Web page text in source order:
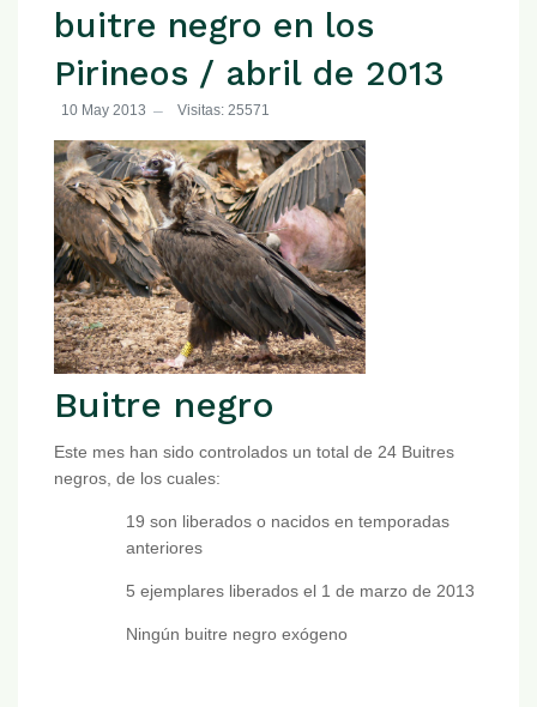
buitre negro en los
Pirineos / abril de 2013
10 May 2013 Visitas: 25571
Buitre negro
Este mes han sido controlados un total de 24 Buitres
negros, de los cuales:
19 son liberados o nacidos en temporadas
anteriores
5 ejemplares liberados el 1 de marzo de 2013
Ningún buitre negro exógeno